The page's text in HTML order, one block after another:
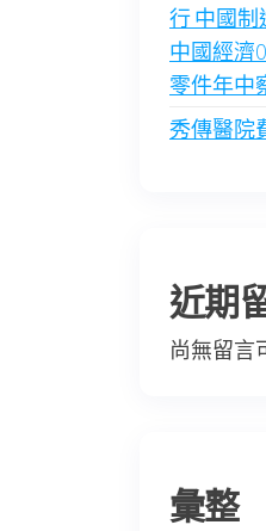
行 中國
中國經濟
零件年中
秀傳醫院
近期
尚無留言
彙整